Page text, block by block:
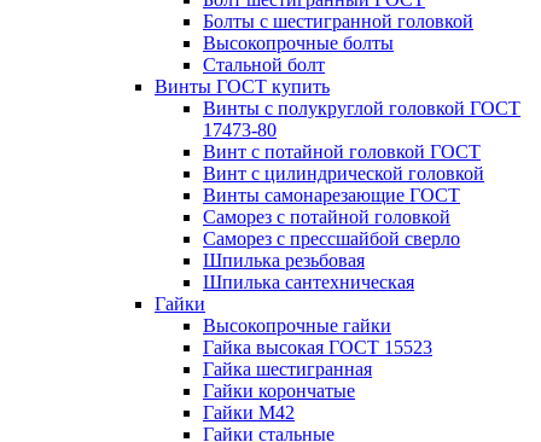
Болты с шестигранной головкой
Высокопрочные болты
Стальной болт
Винты ГОСТ купить
Винты с полукруглой головкой ГОСТ
17473-80
Винт с потайной головкой ГОСТ
Винт с цилиндрической головкой
Винты самонарезающие ГОСТ
Саморез с потайной головкой
Саморез с прессшайбой сверло
Шпилька резьбовая
Шпилька сантехническая
Гайки
Высокопрочные гайки
Гайка высокая ГОСТ 15523
Гайка шестигранная
Гайки корончатые
Гайки М42
Гайки стальные